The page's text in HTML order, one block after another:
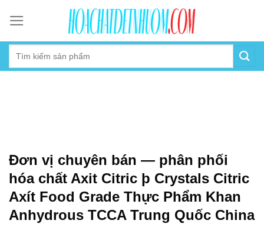
content
Đơn vị chuyên bán — phân phối
hóa chất Axit Citric þ Crystals Citric
Axít Food Grade Thực Phẩm Khan
Anhydrous TCCA Trung Quốc China